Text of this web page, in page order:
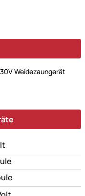
Weidezaungerät